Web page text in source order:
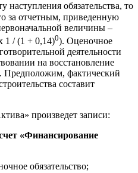
обязательства, то
за отчетным, приведенную
величины –
1 / (1 + 0,14)0). Оценочное
деятельности
на восстановление
Предположим, фактический
составит
произведет записи:
«Финансирование
обязательство;